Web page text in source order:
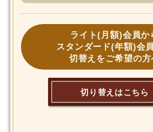
ライト(月額)会員か
スタンダード(年額)会
切替えをご希望の方
切り替えはこちら